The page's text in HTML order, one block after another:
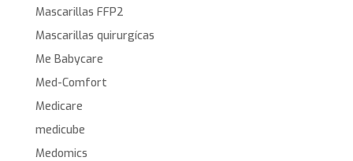
Mascarillas FFP2
Mascarillas quirurgícas
Me Babycare
Med-Comfort
Medicare
medicube
Medomics